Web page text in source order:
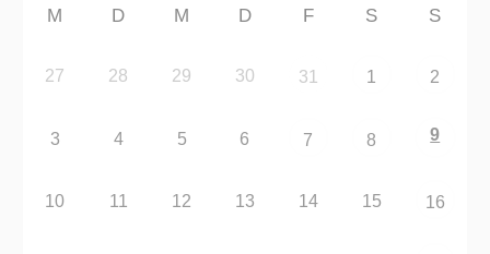
M D M D F S S
27 28 29 30 31 1 2
3 4 5 6 7 8 9
10 11 12 13 14 15 16